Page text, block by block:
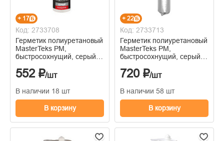
+ 17
Код: 2733708
Герметик полиуретановый
MasterTeks PM,
быстросохнущий, серый,
552 ₽/шт
В наличии 18 шт
В корзину
+ 22
Код: 2733713
Герметик полиуретановый
MasterTeks PM,
быстросохнущий, серый,
720 ₽/шт
В наличии 58 шт
В корзину